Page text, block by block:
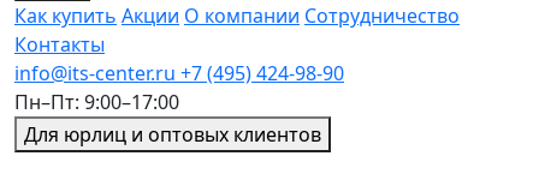
Как купить Акции О компании Сотрудничество
Контакты
info@its-center.ru +7 (495) 424-98-90
Пн–Пт: 9:00–17:00
Для юрлиц и оптовых клиентов